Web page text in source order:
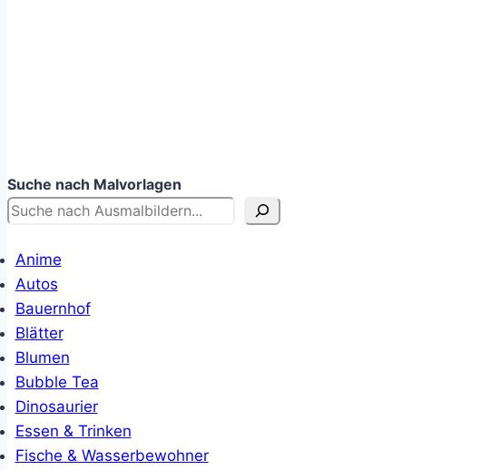
Suche nach Malvorlagen
Anime
Autos
Bauernhof
Blätter
Blumen
Bubble Tea
Dinosaurier
Essen & Trinken
Fische & Wasserbewohner